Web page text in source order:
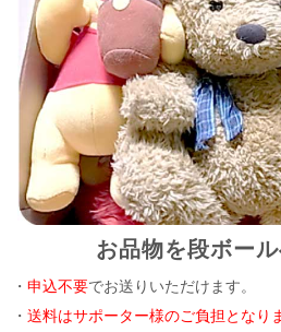
お品物を段ボー
申込不要 でお送りいただけます。
・送料はサポーター様のご負担となり